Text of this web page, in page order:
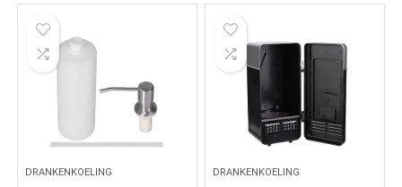
DRANKENKOELING DRANKENKOELING